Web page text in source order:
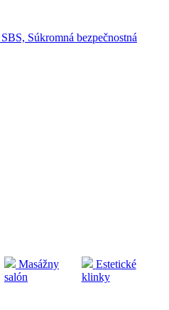
SBS, Súkromná bezpečnostná
Masážny
salón
Estetické
klinky